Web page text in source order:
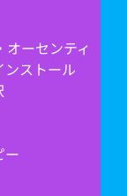
ーセンティ
ストール
ー